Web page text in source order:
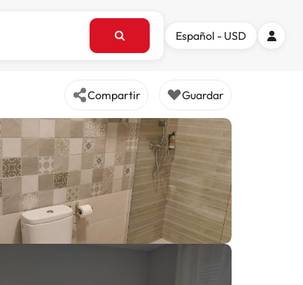
Español - USD
Compartir Guardar